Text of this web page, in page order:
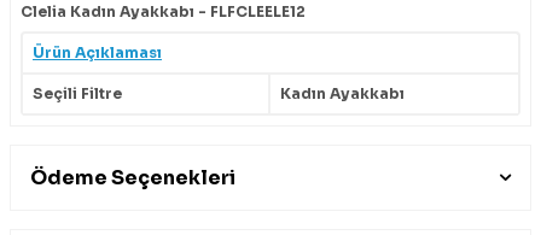
Clelia Kadın Ayakkabı - FLFCLEELE12
Ürün Açıklaması
Seçili Filtre Kadın Ayakkabı
Ödeme Seçenekleri